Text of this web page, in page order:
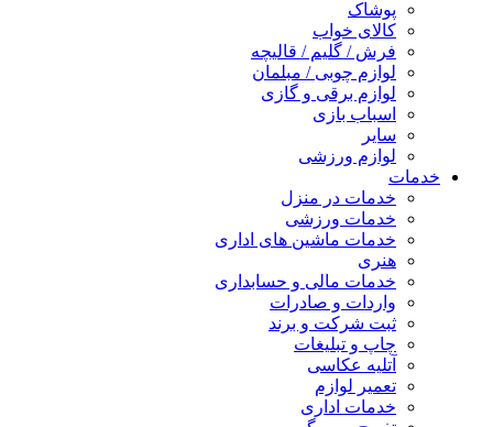
پوشاک
کالای خواب
فرش / گلیم / قالیچه
لوازم چوبی / مبلمان
لوازم برقی و گازی
اسباب بازی
سایر
لوازم ورزشی
خدمات
خدمات در منزل
خدمات ورزشی
خدمات ماشین های اداری
هنری
خدمات مالی و حسابداری
واردات و صادرات
ثبت شرکت و برند
چاپ و تبلیغات
آتلیه عکاسی
تعمیر لوازم
خدمات اداری